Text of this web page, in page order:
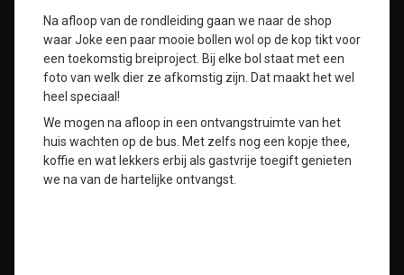
Na afloop van de rondleiding gaan we naar de shop
waar Joke een paar mooie bollen wol op de kop tikt voor
een toekomstig breiproject. Bij elke bol staat met een
foto van welk dier ze afkomstig zijn. Dat maakt het wel
heel speciaal!
We mogen na afloop in een ontvangstruimte van het
huis wachten op de bus. Met zelfs nog een kopje thee,
koffie en wat lekkers erbij als gastvrije toegift genieten
we na van de hartelijke ontvangst.